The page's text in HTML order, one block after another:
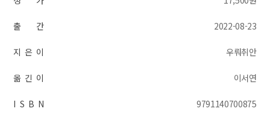
출 간 2022-08-23
지 은 이 우뤄취안
옮 긴 이 이서연
I S B N 9791140700875